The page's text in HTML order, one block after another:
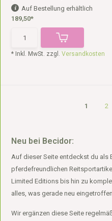
Auf Bestellung erhältlich
189,50*
* Inkl. MwSt. zzgl.Versandkosten
1 2
Neu bei Becidor:
Auf dieser Seite entdeckst du als
pferdefreundlichen
Limited Editions bis hin zu
alles, was gerade neu
Wir ergänzen diese Seite